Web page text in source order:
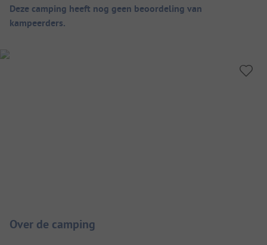
Deze camping heeft nog geen beoordeling van
kampeerders.
Over de camping